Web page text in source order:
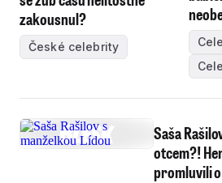
zakousnul?
České celebrity
Saša
otcem?!
promluvili